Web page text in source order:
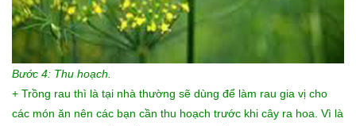
Bước 4: Thu hoạch.
+ Trồng rau thì là tại nhà thường sẽ dùng để làm rau gia vị cho
các món ăn nên các bạn cần thu hoạch trước khi cây ra hoa. Vì là